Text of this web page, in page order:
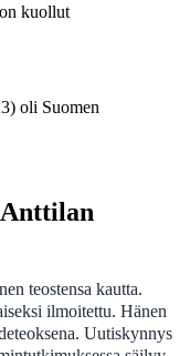
kuollut
oli Suomen
teostensa kautta.
ilmoitettu. Hänen
Uutiskynnys